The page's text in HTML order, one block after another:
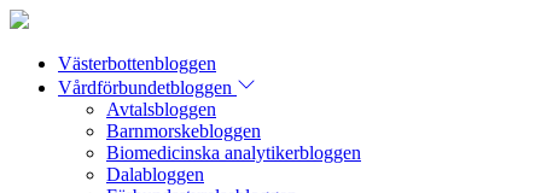
Västerbottenbloggen
Vårdförbundetbloggen
Avtalsbloggen
Barnmorskebloggen
Biomedicinska analytikerbloggen
Dalabloggen